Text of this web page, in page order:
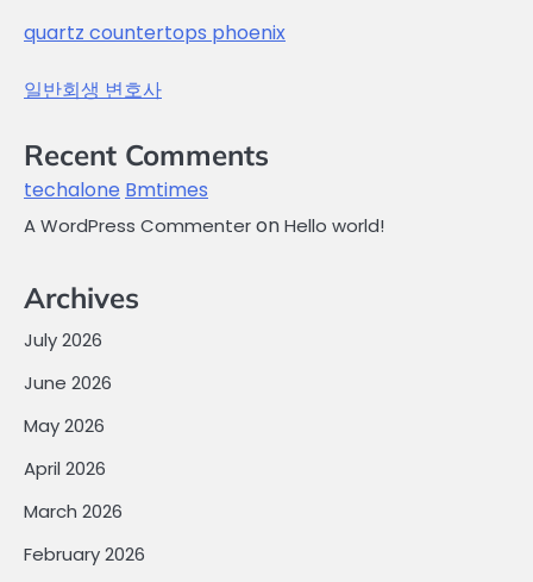
quartz countertops phoenix
일반회생 변호사
Recent Comments
techalone Bmtimes
A WordPress CommenteronHello world!
Archives
July 2026
June 2026
May 2026
April 2026
March 2026
February 2026